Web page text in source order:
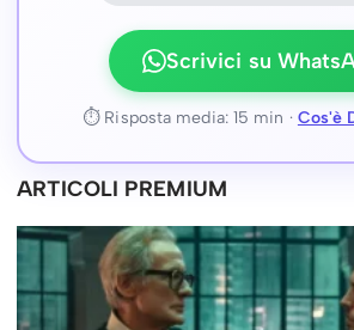
Scrivici su
⏱ Risposta media: 15 min · Cos'è
ARTICOLI PREMIUM